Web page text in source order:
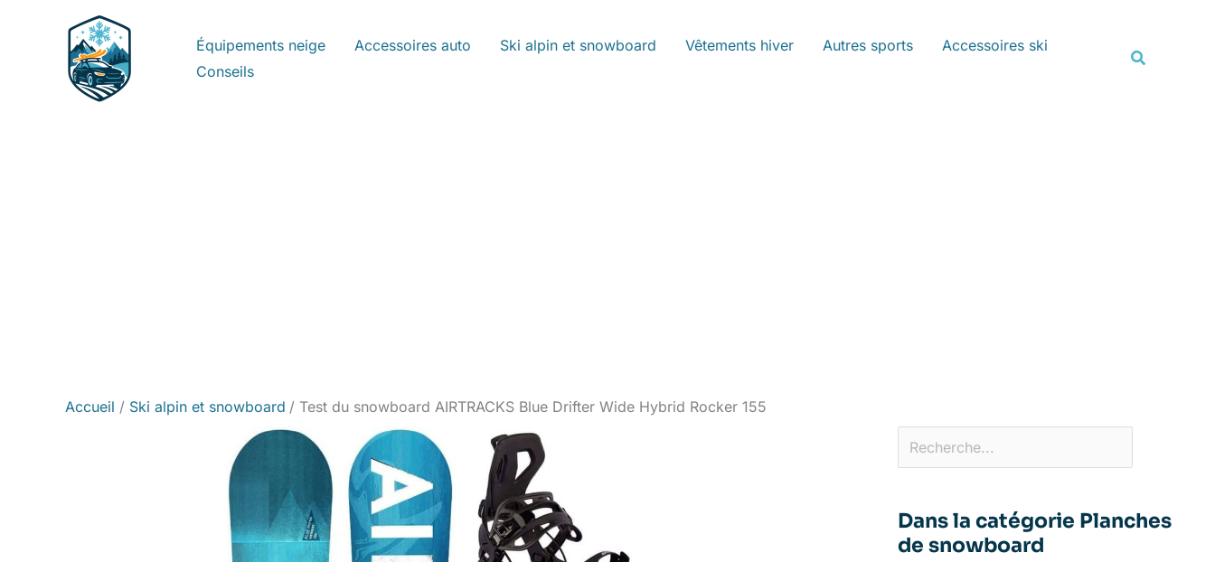
Équipements neige Accessoires auto Ski alpin et snowboard Vêtements hiver Autres sports
Accessoires ski
Conseils
Accueil Ski alpin et snowboard Test du snowboard AIRTRACKS Blue Drifter Wide Hybrid Rocker 155
Dans la catégorie Planches
de snowboard